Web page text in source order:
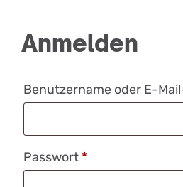
Anmelden
Benutzername oder E-
Passwort*Erforderlich